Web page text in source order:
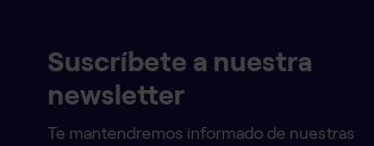
Suscríbete a nuestra
newsletter
Te mantendremos informado de nuestras